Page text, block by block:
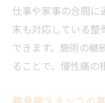
仕事や家事の合間に
末も対応している整
できます。施術の継
ることで、慢性痛の